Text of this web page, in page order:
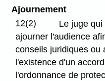
Ajournement
12(2)
Le juge
ajourner l'audience
conseils juridiques ou
l'existence d'un
l'ordonnance de